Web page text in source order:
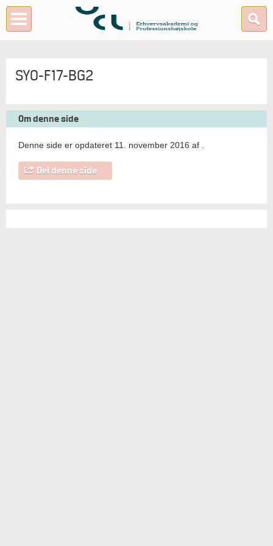
SYO-F17-BG2
Om denne side
Denne side er opdateret 11. november 2016 af
Del denne side